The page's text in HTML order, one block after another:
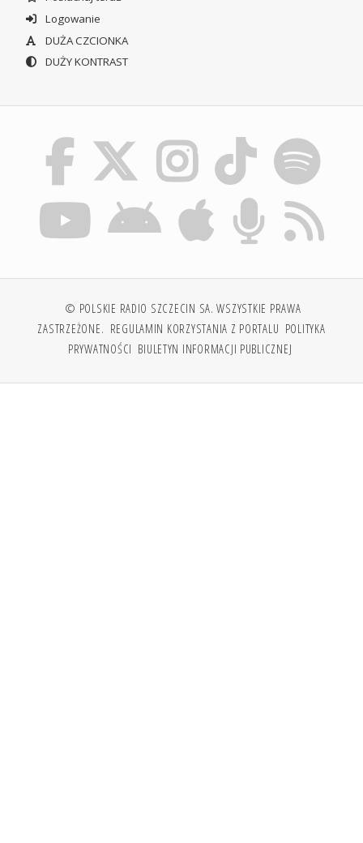
Logowanie
DUŻA CZCIONKA
DUŻY KONTRAST
© POLSKIE RADIO SZCZECIN SA. WSZYSTKIE PRAWA
ZASTRZEŻONE. REGULAMIN KORZYSTANIA Z PORTALU POLITYKA
PRYWATNOŚCI BIULETYN INFORMACJI PUBLICZNEJ